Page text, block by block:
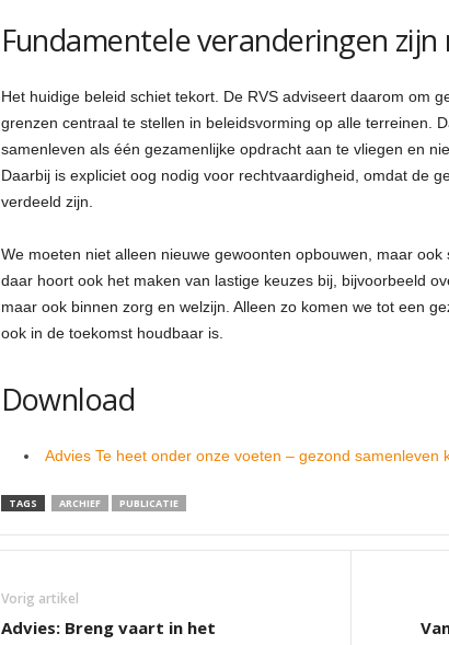
Fundamentele veranderingen zijn
Het huidige beleid schiet tekort. De RVS adviseert daarom om
grenzen centraal te stellen in beleidsvorming op alle terreinen.
samenleven als één gezamenlijke opdracht aan te vliegen en
Daarbij is expliciet oog nodig voor rechtvaardigheid, omdat de
verdeeld zijn.
We moeten niet alleen nieuwe gewoonten opbouwen, maar
daar hoort ook het maken van lastige keuzes bij, bijvoorbeeld
maar ook binnen zorg en welzijn. Alleen zo komen we tot een
ook in de toekomst houdbaar is.
Download
Advies Te heet onder onze voeten – gezond samenleven
TAGS ARCHIEF PUBLICATIE
Vorig artikel
Advies: Breng vaart in het